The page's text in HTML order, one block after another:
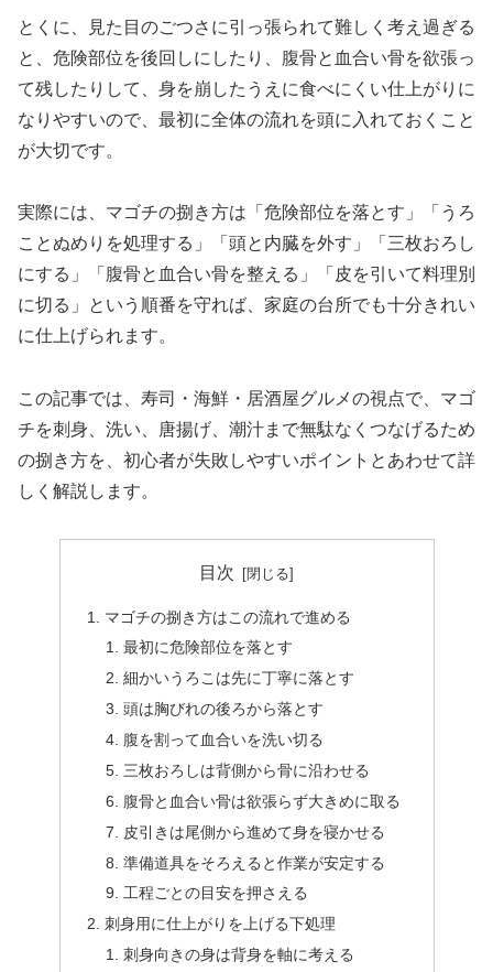
とくに、見た目のごつさに引っ張られて難しく考え過ぎる
と、危険部位を後回しにしたり、腹骨と血合い骨を欲張っ
て残したりして、身を崩したうえに食べにくい仕上がりに
なりやすいので、最初に全体の流れを頭に入れておくこと
が大切です。
実際には、マゴチの捌き方は「危険部位を落とす」「うろ
ことぬめりを処理する」「頭と内臓を外す」「三枚おろし
にする」「腹骨と血合い骨を整える」「皮を引いて料理別
に切る」という順番を守れば、家庭の台所でも十分きれい
に仕上げられます。
この記事では、寿司・海鮮・居酒屋グルメの視点で、マゴ
チを刺身、洗い、唐揚げ、潮汁まで無駄なくつなげるため
の捌き方を、初心者が失敗しやすいポイントとあわせて詳
しく解説します。
目次
マゴチの捌き方はこの流れで進める
最初に危険部位を落とす
細かいうろこは先に丁寧に落とす
頭は胸びれの後ろから落とす
腹を割って血合いを洗い切る
三枚おろしは背側から骨に沿わせる
腹骨と血合い骨は欲張らず大きめに取る
皮引きは尾側から進めて身を寝かせる
準備道具をそろえると作業が安定する
工程ごとの目安を押さえる
刺身用に仕上がりを上げる下処理
刺身向きの身は背身を軸に考える